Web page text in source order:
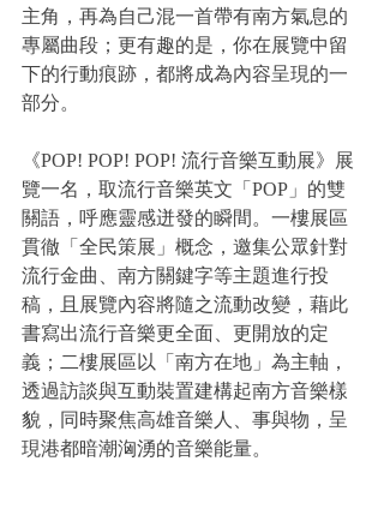
主角，再為自己混一首帶有南方氣息的
專屬曲段；更有趣的是，你在展覽中留
下的行動痕跡，都將成為內容呈現的一
部分。
《POP! POP! POP! 流行音樂互動展》展
覽一名，取流行音樂英文「POP」的雙
關語，呼應靈感迸發的瞬間。一樓展區
貫徹「全民策展」概念，邀集公眾針對
流行金曲、南方關鍵字等主題進行投
稿，且展覽內容將隨之流動改變，藉此
書寫出流行音樂更全面、更開放的定
義；二樓展區以「南方在地」為主軸，
透過訪談與互動裝置建構起南方音樂樣
貌，同時聚焦高雄音樂人、事與物，呈
現港都暗潮洶湧的音樂能量。